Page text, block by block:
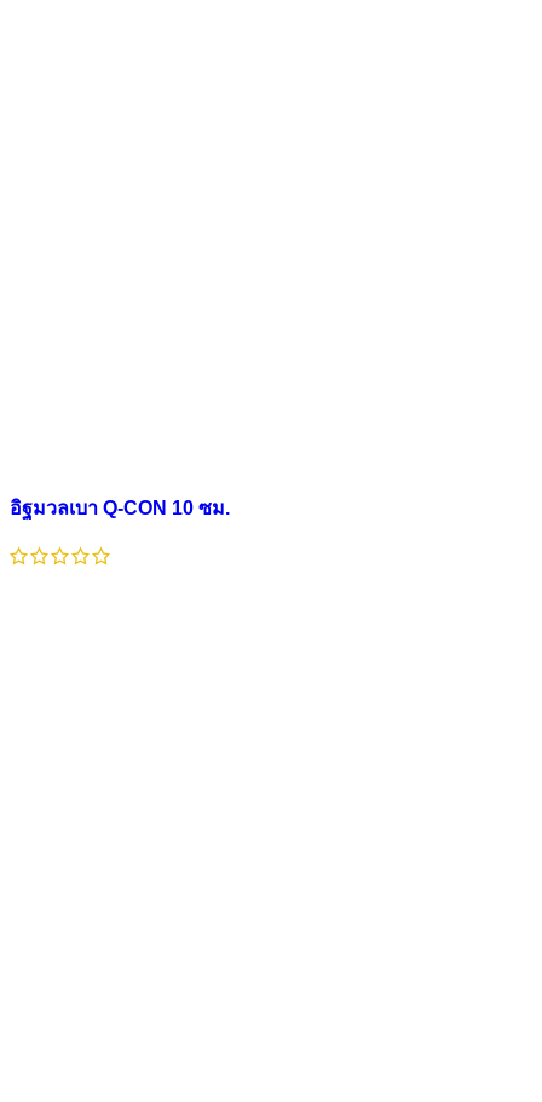
อิฐมวลเบา Q-CON 10 ซม.